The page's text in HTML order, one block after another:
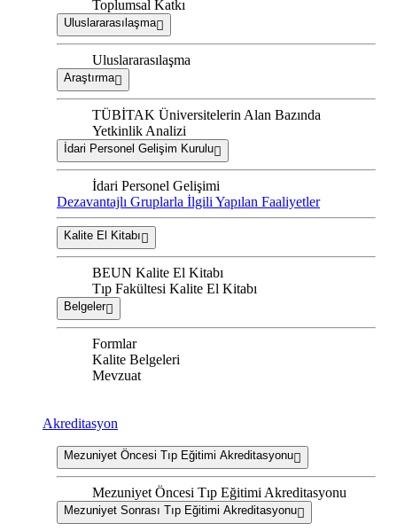
Toplumsal Katkı
Uluslararasılaşma
Uluslararasılaşma
Araştırma
TÜBİTAK Üniversitelerin Alan Bazında
Yetkinlik Analizi
İdari Personel Gelişim Kurulu
İdari Personel Gelişimi
Dezavantajlı Gruplarla İlgili Yapılan Faaliyetler
Kalite El Kitabı
BEUN Kalite El Kitabı
Tıp Fakültesi Kalite El Kitabı
Belgeler
Formlar
Kalite Belgeleri
Mevzuat
Akreditasyon
Mezuniyet Öncesi Tıp Eğitimi Akreditasyonu
Mezuniyet Öncesi Tıp Eğitimi Akreditasyonu
Mezuniyet Sonrası Tıp Eğitimi Akreditasyonu